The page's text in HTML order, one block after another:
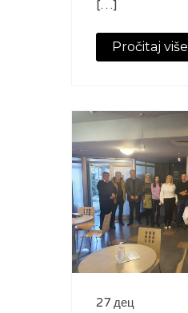
[…]
Pročitaj više
27 дец